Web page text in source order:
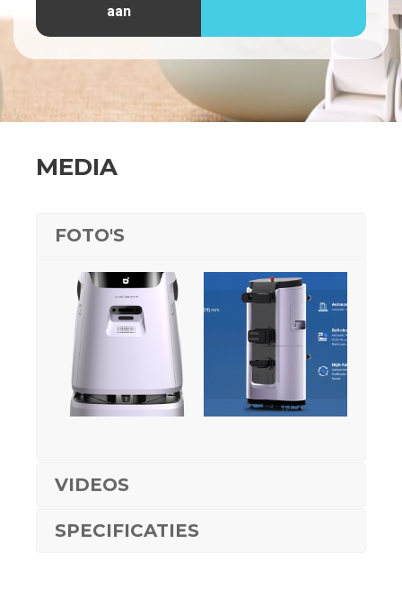
aan
MEDIA
FOTO'S
VIDEOS
SPECIFICATIES